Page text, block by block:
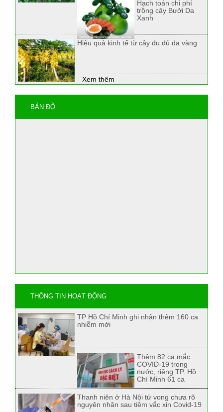
Hạch toán chi phí
trồng cây Bưởi Da
Xanh
Hiệu quả kinh tế từ cây đu đủ da vàng
Xem thêm
BẢN ĐỒ
THÔNG TIN HOẠT ĐỘNG
TP Hồ Chí Minh ghi nhận thêm 160 ca
nhiễm mới
Thêm 82 ca mắc
COVID-19 trong
nước, riêng TP. Hồ
Chí Minh 61 ca
Thanh niên ở Hà Nội tử vong chưa rõ
nguyên nhân sau tiêm vắc xin Covid-19